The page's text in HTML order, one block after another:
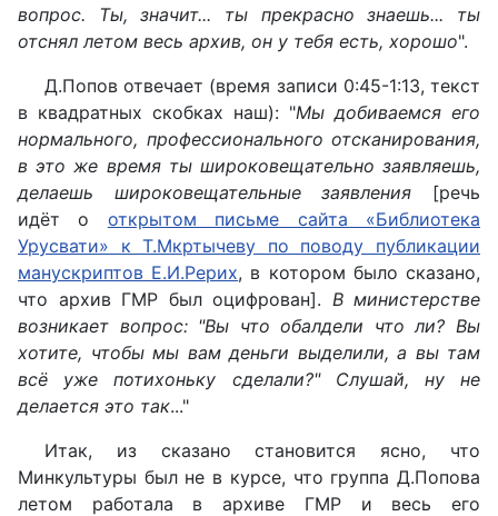
вопрос. Ты, значит... ты прекрасно знаешь... ты
отснял летом весь архив, он у тебя есть, хорошо".
Д.Попов отвечает (время записи 0:45-1:13, текст
в квадратных скобках наш): "Мы добиваемся его
нормального, профессионального отсканирования,
в это же время ты широковещательно заявляешь,
делаешь широковещательные заявления [речь
идёт о открытом письме сайта «Библиотека
Урусвати» к Т.Мкртычеву по поводу публикации
манускриптов Е.И.Рерих, в котором было сказано,
что архив ГМР был оцифрован]. В министерстве
возникает вопрос: "Вы что обалдели что ли? Вы
хотите, чтобы мы вам деньги выделили, а вы там
всё уже потихоньку сделали?" Слушай, ну не
делается это так..."
Итак, из сказано становится ясно, что
Минкультуры был не в курсе, что группа Д.Попова
летом работала в архиве ГМР и весь его